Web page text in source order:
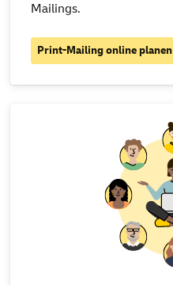
Mailings.
Print-Mailing online planen